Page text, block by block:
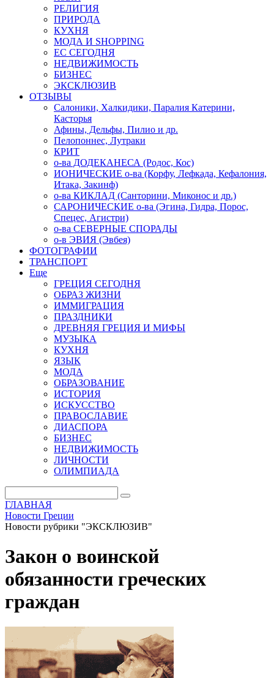
РЕЛИГИЯ
ПРИРОДА
КУХНЯ
МОДА И SHOPPING
ЕС СЕГОДНЯ
НЕДВИЖИМОСТЬ
БИЗНЕС
ЭКСКЛЮЗИВ
ОТЗЫВЫ
Салоники, Халкидики, Паралия Катерини,
Касторья
Афины, Дельфы, Пилио и др.
Пелопоннес, Лутраки
КРИТ
о-ва ДОДЕКАНЕСА (Родос, Кос)
ИОНИЧЕСКИЕ о-ва (Корфу, Лефкада, Кефалония,
Итака, Закинф)
о-ва КИКЛАД (Санторини, Миконос и др.)
САРОНИЧЕСКИЕ о-ва (Эгина, Гидра, Порос,
Спецес, Агистри)
о-ва СЕВЕРНЫЕ СПОРАДЫ
о-в ЭВИЯ (Эвбея)
ФОТОГРАФИИ
ТРАНСПОРТ
Еще
ГРЕЦИЯ СЕГОДНЯ
ОБРАЗ ЖИЗНИ
ИММИГРАЦИЯ
ПРАЗДНИКИ
ДРЕВНЯЯ ГРЕЦИЯ И МИФЫ
МУЗЫКА
КУХНЯ
ЯЗЫК
МОДА
ОБРАЗОВАНИЕ
ИСТОРИЯ
ИСКУССТВО
ПРАВОСЛАВИЕ
ДИАСПОРА
БИЗНЕС
НЕДВИЖИМОСТЬ
ЛИЧНОСТИ
ОЛИМПИАДА
ГЛАВНАЯ
Новости Греции
Новости рубрики "ЭКСКЛЮЗИВ"
Закон о воинской
обязанности греческих
граждан